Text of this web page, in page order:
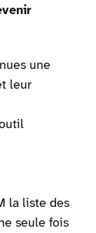
une
leur
la liste des
seule fois